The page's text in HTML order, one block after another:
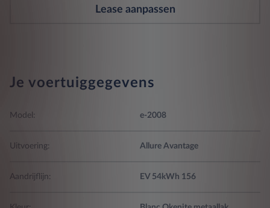
Lease aanpassen
Je voertuiggegevens
Model: e-2008
Uitvoering: Allure Avantage
Aandrijflijn: EV 54kWh 156